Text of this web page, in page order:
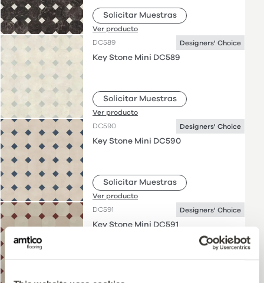
Solicitar Muestras
Ver producto
DC589
Designers' Choice
Key Stone Mini DC589
Solicitar Muestras
Ver producto
DC590
Designers' Choice
Key Stone Mini DC590
Solicitar Muestras
Ver producto
DC591
Designers' Choice
Key Stone Mini DC591
Ver producto